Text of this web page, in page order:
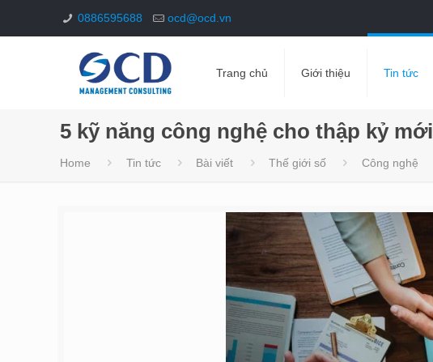
0886595688 ocd@ocd.vn
Trang chủ Giới thiệu Tin tức
5 kỹ năng công nghệ cho thập kỷ mới
Home Tin tức Bài viết Thế giới số Công nghệ